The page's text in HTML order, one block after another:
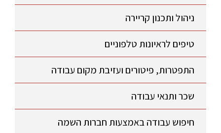
ניהול ותכנון קריירה
טיפים לראיונות טלפוניים
התפטרות, פיטורים ועזיבת מקום עבודה
שכר ותנאי עבודה
חיפוש עבודה באמצעות חברות השמה